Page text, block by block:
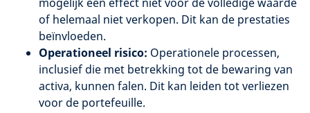
of helemaal niet verkopen. Dit kan de prestaties
beïnvloeden.
Operationeel risico: Operationele processen,
inclusief die met betrekking tot de bewaring van
activa, kunnen falen. Dit kan leiden tot verliezen
voor de portefeuille.